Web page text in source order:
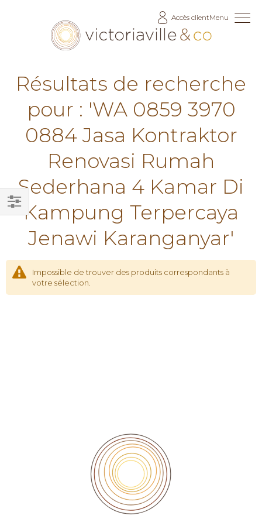
Accès clientMenu
Résultats de recherche
pour : 'WA 0859 3970
0884 Jasa Kontraktor
Renovasi Rumah
Sederhana 4 Kamar Di
Kampung Terpercaya
Jenawi Karanganyar'
Impossible de trouver des produits correspondants à
votre sélection.
Filtrer